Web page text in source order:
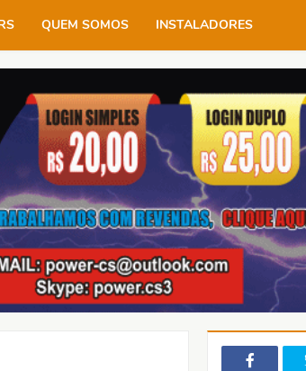
QUEM SOMOS INSTALADORES